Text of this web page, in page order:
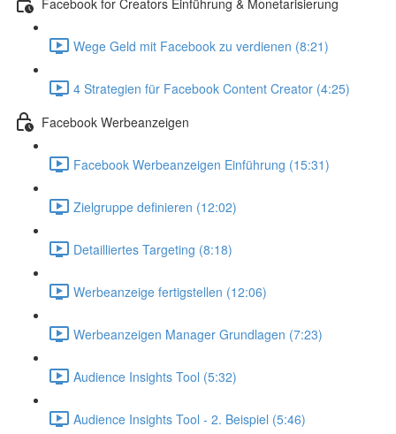
Wege Geld mit Facebook zu verdienen (8:21)
4 Strategien für Facebook Content Creator (4:25)
Facebook Werbeanzeigen
Facebook Werbeanzeigen Einführung (15:31)
Zielgruppe definieren (12:02)
Detailliertes Targeting (8:18)
Werbeanzeige fertigstellen (12:06)
Werbeanzeigen Manager Grundlagen (7:23)
Audience Insights Tool (5:32)
Audience Insights Tool - 2. Beispiel (5:46)